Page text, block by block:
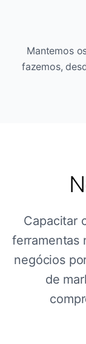
Mantemos
fazemos,
Capacitar
ferramentas
negócios
de